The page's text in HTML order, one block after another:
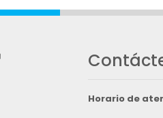
Horario de